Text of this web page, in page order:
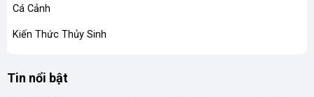
Cá Cảnh
Kiến Thức Thủy Sinh
Tin nổi bật